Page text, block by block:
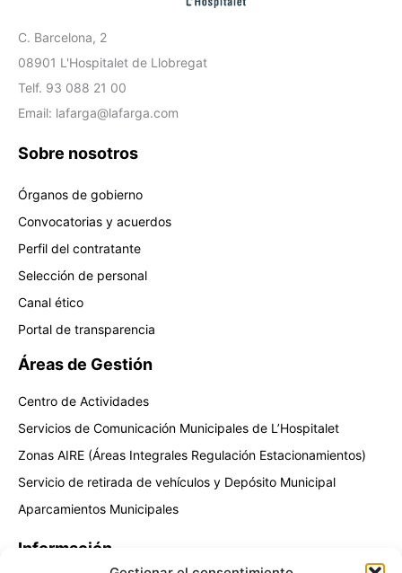
C. Barcelona, 2
08901 L'Hospitalet de Llobregat
Telf. 93 088 21 00
Email: lafarga@lafarga.com
Sobre nosotros
Órganos de gobierno
Convocatorias y acuerdos
Perfil del contratante
Selección de personal
Canal ético
Portal de transparencia
Áreas de Gestión
Centro de Actividades
Servicios de Comunicación Municipales de L’Hospitalet
Zonas AIRE (Áreas Integrales Regulación Estacionamientos)
Servicio de retirada de vehículos y Depósito Municipal
Aparcamientos Municipales
Información